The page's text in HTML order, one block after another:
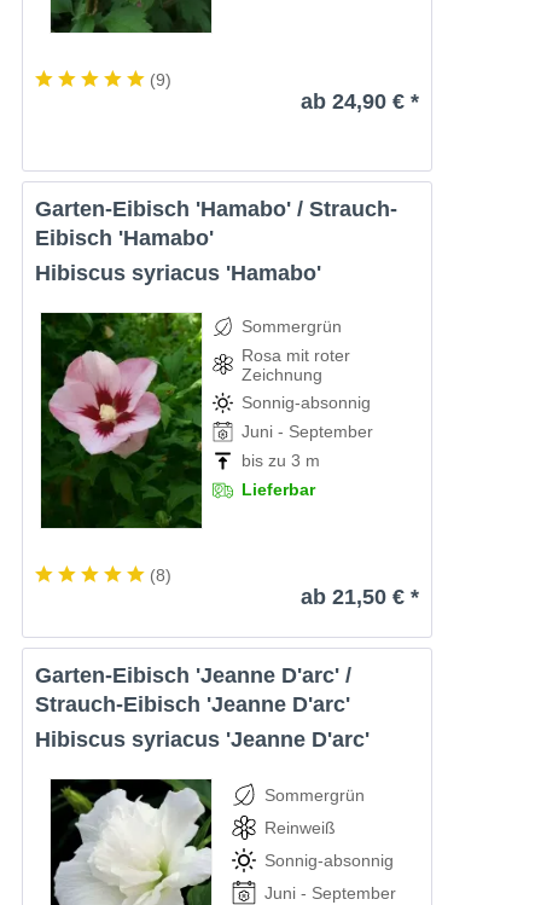
(9)
ab 24,90 € *
Garten-Eibisch 'Hamabo' / Strauch-
Eibisch 'Hamabo'
Hibiscus syriacus 'Hamabo'
Sommergrün
Rosa mit roter
Zeichnung
Sonnig-absonnig
Juni - September
bis zu 3 m
Lieferbar
(8)
ab 21,50 € *
Garten-Eibisch 'Jeanne D'arc' /
Strauch-Eibisch 'Jeanne D'arc'
Hibiscus syriacus 'Jeanne D'arc'
Sommergrün
Reinweiß
Sonnig-absonnig
Juni - September